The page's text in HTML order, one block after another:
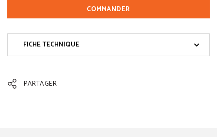
COMMANDER
FICHE TECHNIQUE
PARTAGER